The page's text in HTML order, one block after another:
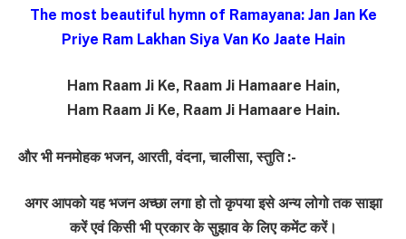
The most beautiful hymn of Ramayana: Jan Jan Ke
Priye Ram Lakhan Siya Van Ko Jaate Hain
Ham Raam Ji Ke, Raam Ji Hamaare Hain,
Ham Raam Ji Ke, Raam Ji Hamaare Hain.
और भी मनमोहक भजन, आरती, वंदना, चालीसा, स्तुति :-
अगर आपको यह भजन अच्छा लगा हो तो कृपया इसे अन्य लोगो तक साझा
करें एवं किसी भी प्रकार के सुझाव के लिए कमेंट करें।